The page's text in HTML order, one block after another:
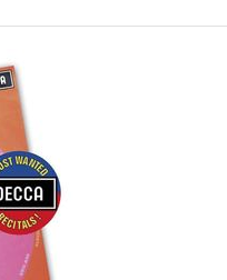
из Дрездена
не солисты-
Флориан Фогт, а
Dresden, который
игры, не
2014)